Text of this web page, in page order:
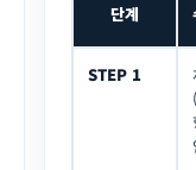
단계
STEP 1